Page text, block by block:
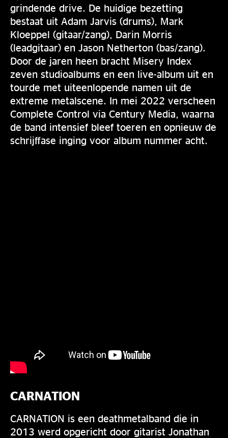
grindende drive. De huidige bezetting
bestaat uit Adam Jarvis (drums), Mark
Kloeppel (gitaar/zang), Darin Morris
(leadgitaar) en Jason Netherton (bas/zang).
Door de jaren heen bracht Misery Index
zeven studioalbums en een live-album uit en
tourde met uiteenlopende namen uit de
extreme metalscene. In mei 2022 verscheen
Complete Control via Century Media, waarna
de band intensief bleef toeren en opnieuw de
schrijffase inging voor album nummer acht.
CARNATION
CARNATION is een deathmetalband die in
2013 werd opgericht door gitarist Jonathan